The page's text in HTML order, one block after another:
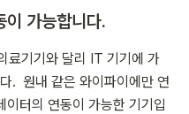
이 가능합니다.
료기기와 달리 IT 기기에 가
.  원내 같은 와이파이에만 연
터의 연동이 가능한 기기입